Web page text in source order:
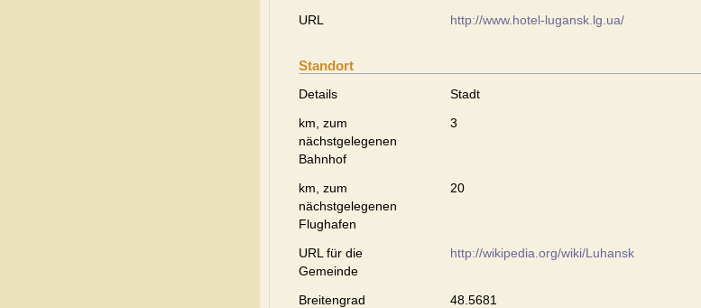
URL
http://www.hotel-lugansk.lg.ua/
Standort
Details
Stadt
km, zum
nächstgelegenen
Bahnhof
3
km, zum
nächstgelegenen
Flughafen
20
URL für die
Gemeinde
http://wikipedia.org/wiki/Luhansk
Breitengrad
48.5681